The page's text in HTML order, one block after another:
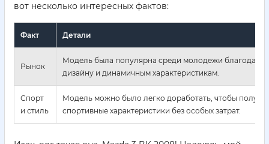
вот несколько интересных фактов:
Факт Детали
Рынок
Модель была популярна среди молодежи благодаря
дизайну и динамичным характеристикам.
Спорт
и стиль
Модель можно было легко доработать, чтобы
спортивные характеристики без особых затрат.